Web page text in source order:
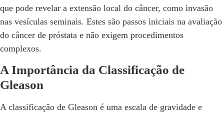
que pode revelar a extensão local do câncer, como invasão
nas vesículas seminais. Estes são passos iniciais na avaliação
do câncer de próstata e não exigem procedimentos
complexos.
A Importância da Classificação de
Gleason
A classificação de Gleason é uma escala de gravidade e